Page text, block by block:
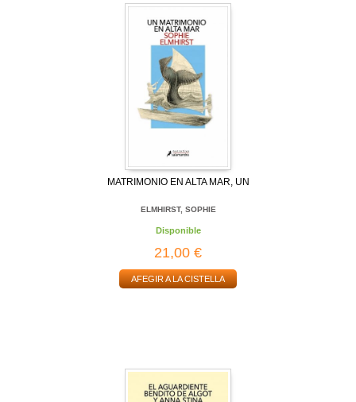
MATRIMONIO EN ALTA MAR, UN
ELMHIRST, SOPHIE
Disponible
21,00 €
AFEGIR A LA CISTELLA